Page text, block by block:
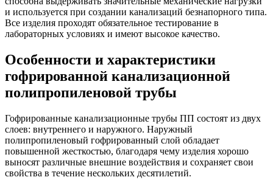
и используется при создании канализаций безнапорного типа.
Все изделия проходят обязательное тестирование в
лабораторных условиях и имеют высокое качество.
Особенности и характеристики
гофрированной канализационной
полипропиленовой трубы
Гофрированные канализационные трубы ПП состоят из двух
слоев: внутреннего и наружного. Наружный
полипропиленовый гофрированный слой обладает
повышенной жесткостью, благодаря чему изделия хорошо
выносят различные внешние воздействия и сохраняет свои
свойства в течение нескольких десятилетий.